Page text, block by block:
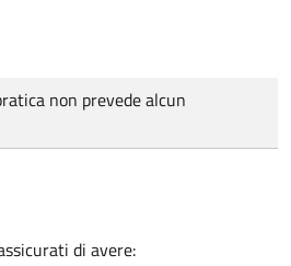
non prevede alcun
di avere: